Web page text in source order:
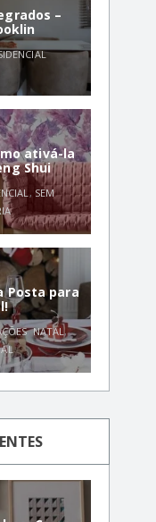
–
ativá-la
Shui
, SEM
Posta para
,NATAL,